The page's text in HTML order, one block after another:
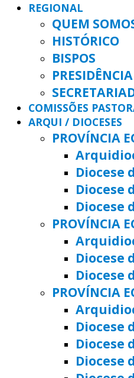
REGIONAL
QUEM
HISTÓRICO
BISPOS
PRESIDÊNCIA
COMISSÕES
ARQUI / DIOCESES
PROVÍNCIA
Diocese
Diocese
Diocese
PROVÍNCIA
Diocese
Diocese
PROVÍNCIA
Diocese
Diocese
Diocese